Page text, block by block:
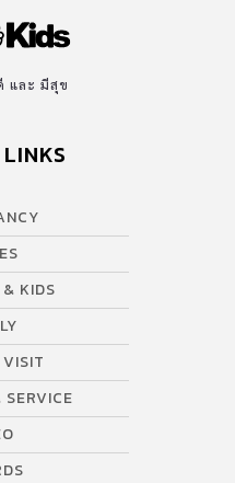
และ มีสุข
KIDS